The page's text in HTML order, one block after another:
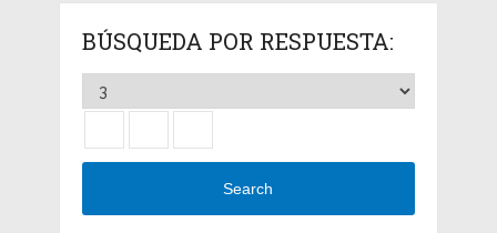
BÚSQUEDA POR RESPUESTA:
Search